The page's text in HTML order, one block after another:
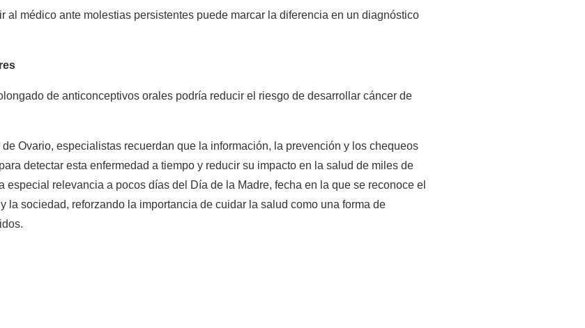
al médico ante molestias persistentes puede marcar la diferencia en un diagnóstico
de anticonceptivos orales podría reducir el riesgo de desarrollar cáncer de
Ovario, especialistas recuerdan que la información, la prevención y los chequeos
detectar esta enfermedad a tiempo y reducir su impacto en la salud de miles de
especial relevancia a pocos días del Día de la Madre, fecha en la que se reconoce el
la sociedad, reforzando la importancia de cuidar la salud como una forma de